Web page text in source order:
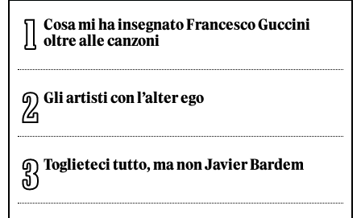
Cosa mi ha insegnato Francesco Guccini
oltre alle canzoni
Gli artisti con l’alter ego
Toglieteci tutto, ma non Javier Bardem